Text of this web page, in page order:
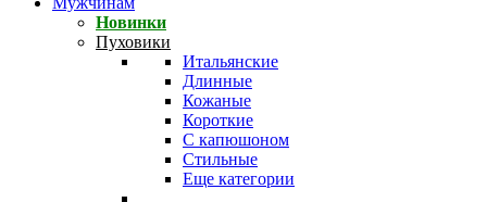
Новинки
Пуховики
Итальянские
Длинные
Кожаные
Короткие
С капюшоном
Стильные
Еще категории